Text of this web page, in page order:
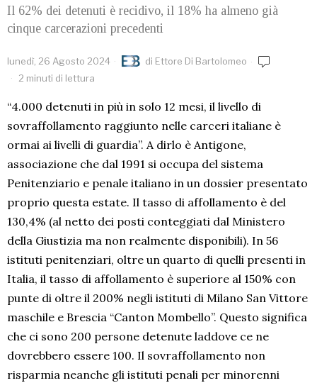
Il 62% dei detenuti è recidivo, il 18% ha almeno già
cinque carcerazioni precedenti
lunedì, 26 Agosto 2024 di Ettore Di Bartolomeo
2 minuti di lettura
“4.000 detenuti in più in solo 12 mesi, il livello di
sovraffollamento raggiunto nelle carceri italiane è
ormai ai livelli di guardia”. A dirlo è Antigone,
associazione che dal 1991 si occupa del sistema
Penitenziario e penale italiano in un dossier presentato
proprio questa estate. Il tasso di affollamento è del
130,4% (al netto dei posti conteggiati dal Ministero
della Giustizia ma non realmente disponibili). In 56
istituti penitenziari, oltre un quarto di quelli presenti in
Italia, il tasso di affollamento è superiore al 150% con
punte di oltre il 200% negli istituti di Milano San Vittore
maschile e Brescia “Canton Mombello”. Questo significa
che ci sono 200 persone detenute laddove ce ne
dovrebbero essere 100. Il sovraffollamento non
risparmia neanche gli istituti penali per minorenni